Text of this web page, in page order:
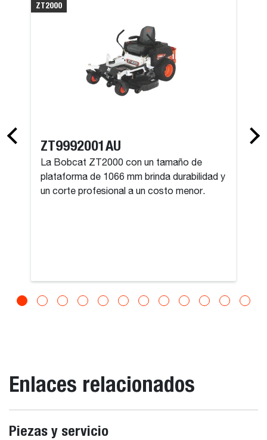
ZT2000
ZT9992001AU
La Bobcat ZT2000 con un tamaño de
plataforma de 1066 mm brinda durabilidad y
un corte profesional a un costo menor.
Enlaces relacionados
Piezas y servicio